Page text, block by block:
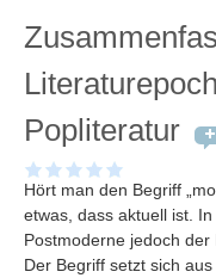
Aktive Forenbeiträge
Dies ist das Forum um neue
Regeln (Bitte vor dem posten
Regeln (Bitte vor dem posten
Regeln (Bitte vor dem posten
Popliteratur
Hört man den Begriff
etwas, dass aktuell ist.
Postmoderne jedoch
Der Begriff setzt sich aus